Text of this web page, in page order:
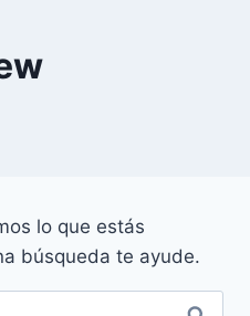
lo que estás
búsqueda te ayude.